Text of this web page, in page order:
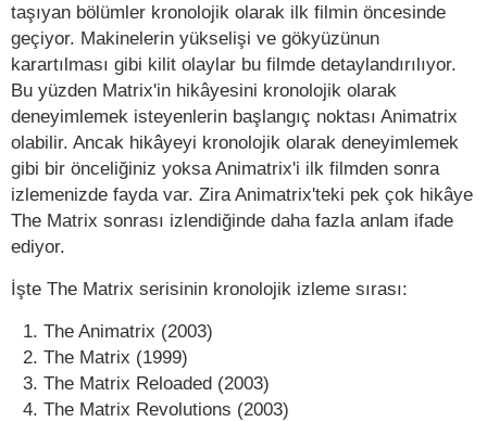
taşıyan bölümler kronolojik olarak ilk filmin öncesinde
geçiyor. Makinelerin yükselişi ve gökyüzünun
karartılması gibi kilit olaylar bu filmde detaylandırılıyor.
Bu yüzden Matrix'in hikâyesini kronolojik olarak
deneyimlemek isteyenlerin başlangıç noktası Animatrix
olabilir. Ancak hikâyeyi kronolojik olarak deneyimlemek
gibi bir önceliğiniz yoksa Animatrix'i ilk filmden sonra
izlemenizde fayda var. Zira Animatrix'teki pek çok hikâye
The Matrix sonrası izlendiğinde daha fazla anlam ifade
ediyor.
İşte The Matrix serisinin kronolojik izleme sırası:
The Animatrix (2003)
The Matrix (1999)
The Matrix Reloaded (2003)
The Matrix Revolutions (2003)